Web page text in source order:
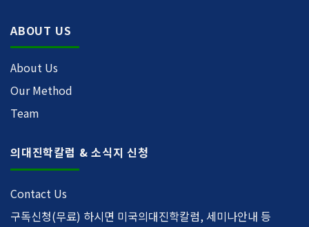
ABOUT US
About Us
Our Method
Team
의대진학칼럼 & 소식지 신청
Contact Us
구독신청(무료) 하시면 미국의대진학칼럼, 세미나안내 등